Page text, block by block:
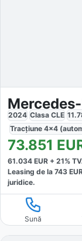
2024 Clasa CLE
Tracțiune 4x4
73.851
61.034 EUR + 21%
Leasing de la 743
juridice.
Sună